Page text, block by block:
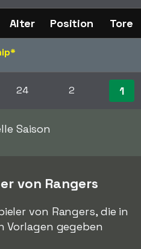
Alter Position Tore
*
24 2 1
Saison
von Rangers
von Rangers, die in
Vorlagen gegeben